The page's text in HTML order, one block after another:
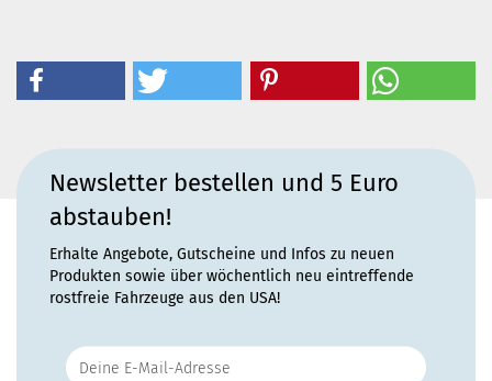
Newsletter bestellen und 5 Euro
abstauben!
Erhalte Angebote, Gutscheine und Infos zu neuen
Produkten sowie über wöchentlich neu eintreffende
rostfreie Fahrzeuge aus den USA!